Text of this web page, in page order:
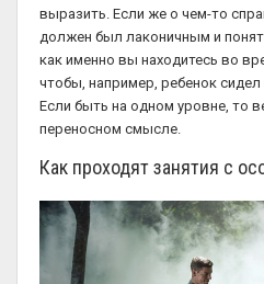
выразить. Если же о чем-то
должен был лаконичным и
как именно вы находитесь во
чтобы, например, ребенок
Если быть на одном уровне, то
переносном смысле.
Как проходят занятия с